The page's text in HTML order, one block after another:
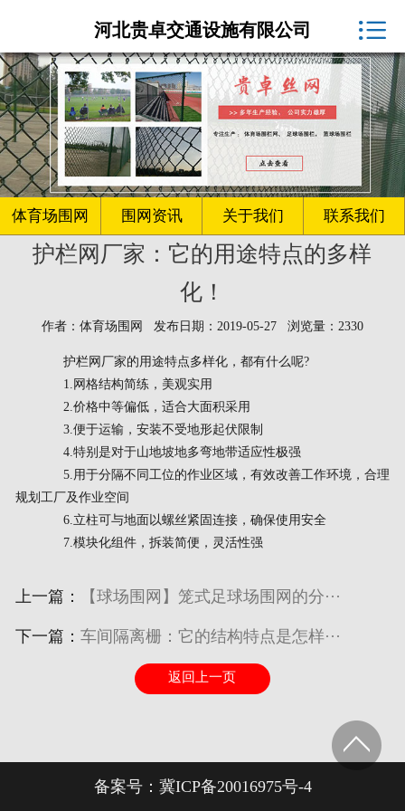
体育场围网厂家
球场围网
客户案例
围网资讯
生产车间
关于我们
河北贵卓交通设施有限公司 
体育场围网 围网资讯 关于我们 联系我们
护栏网厂家：它的用途特点的多样
化！
作者：体育场围网 发布日期：2019-05-27 浏览量：2330
护栏网厂家的用途特点多样化，都有什么呢?
1.网格结构简练，美观实用
2.价格中等偏低，适合大面积采用
3.便于运输，安装不受地形起伏限制
4.特别是对于山地坡地多弯地带适应性极强
5.用于分隔不同工位的作业区域，有效改善工作环境，合理
规划工厂及作业空间
6.立柱可与地面以螺丝紧固连接，确保使用安全
7.模块化组件，拆装简便，灵活性强
上一篇： 【球场围网】笼式足球场围网的分···
下一篇： 车间隔离栅：它的结构特点是怎样···
返回上一页
备案号： 冀ICP备20016975号-4